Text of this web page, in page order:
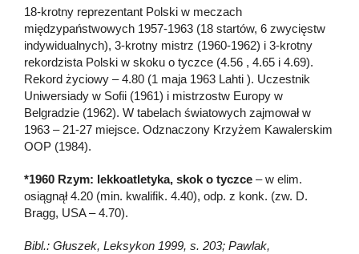
18-krotny reprezentant Polski w meczach
międzypaństwowych 1957-1963 (18 startów, 6 zwycięstw
indywidualnych), 3-krotny mistrz (1960-1962) i 3-krotny
rekordzista Polski w skoku o tyczce (4.56 , 4.65 i 4.69).
Rekord życiowy – 4.80 (1 maja 1963 Lahti ). Uczestnik
Uniwersiady w Sofii (1961) i mistrzostw Europy w
Belgradzie (1962). W tabelach światowych zajmował w
1963 – 21-27 miejsce. Odznaczony Krzyżem Kawalerskim
OOP (1984).
*1960 Rzym: lekkoatletyka, skok o tyczce – w elim.
osiągnął 4.20 (min. kwalifik. 4.40), odp. z konk. (zw. D.
Bragg, USA – 4.70).
Bibl.: Głuszek, Leksykon 1999, s. 203; Pawlak,